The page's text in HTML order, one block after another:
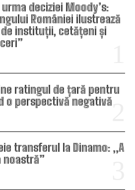
deciziei Moody’s:
României ilustrează
instituții, cetățeni și
ratingul de țară pentru
o perspectivă negativă
transferul la Dinamo: „A